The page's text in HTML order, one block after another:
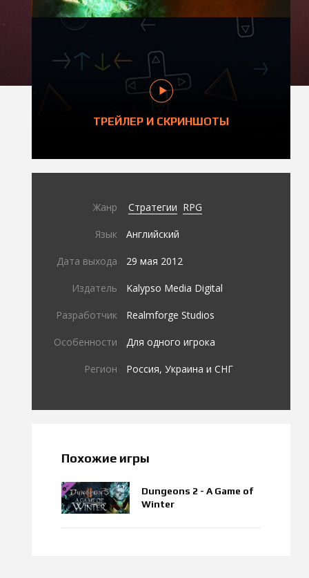
ТРЕЙЛЕР И СКРИНШОТЫ
Жанр Стратегии RPG
Язык Английский
Дата выхода 29 мая 2012
Издатель Kalypso Media Digital
Разработчик Realmforge Studios
Особенности Для одного игрока
Регион Россия, Украина и СНГ
Похожие игры
Dungeons 2 - A Game of
Winter